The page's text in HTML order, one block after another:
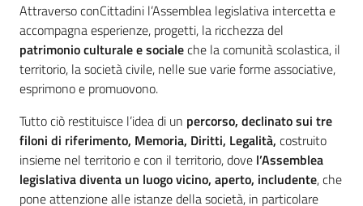
Per i media
Per i cittadini
Attraverso conCittadini l’Assemblea legislativa intercetta e
accompagna esperienze, progetti, la ricchezza del
patrimonio culturale e socialeche la comunità scolastica, il
territorio, la società civile, nelle sue varie forme associative,
esprimono e promuovono.
Tutto ciò restituisce l’idea di un percorso, declinato sui tre
filoni di riferimento, Memoria, Diritti, Legalità, costruito
insieme nel territorio e con il territorio, dove l’Assemblea
legislativa diventa un luogo vicino, aperto, includente, che
pone attenzione alle istanze della società, in particolare